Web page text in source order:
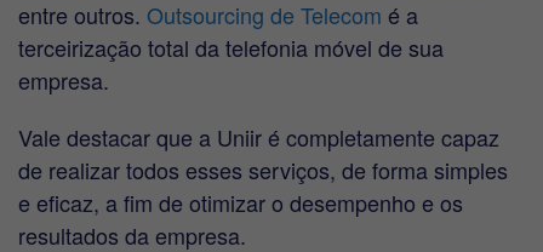
entre outros. Outsourcing de Telecom é a
terceirização total da telefonia móvel de sua
empresa.
Vale destacar que a Uniir é completamente capaz
de realizar todos esses serviços, de forma simples
e eficaz, a fim de otimizar o desempenho e os
resultados da empresa.